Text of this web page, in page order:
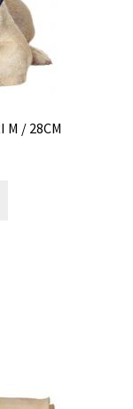
M / 28CM